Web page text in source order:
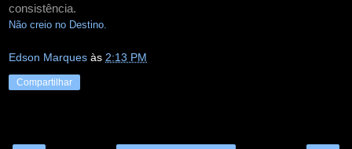
consistência.
Não creio no Destino.
Edson Marques às 2:13 PM
Compartilhar